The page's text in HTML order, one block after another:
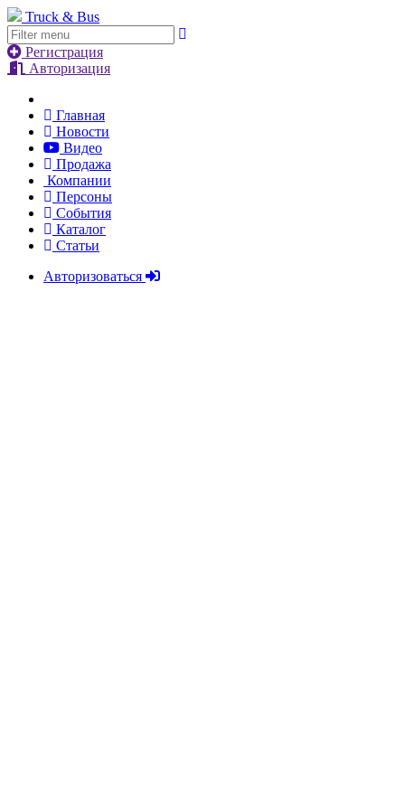
Truck & Bus
Регистрация
Авторизация
Главная
Новости
Видео
Продажа
Компании
Персоны
События
Каталог
Статьи
Авторизоваться